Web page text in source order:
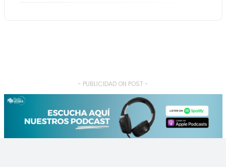
- PUBLICIDAD ON POST -